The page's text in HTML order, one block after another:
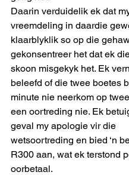
Daarin verduidelik ek dat
vreemdeling in daardie
klaarblyklik so op die
gekonsentreer het dat ek
skoon misgekyk het. Ek
beleefd of die twee boetes
minute nie neerkom op
een oortreding nie. Ek
geval my apologie vir die
wetsoortreding en bied ‘n
R300 aan, wat ek terstond
oorbetaal.